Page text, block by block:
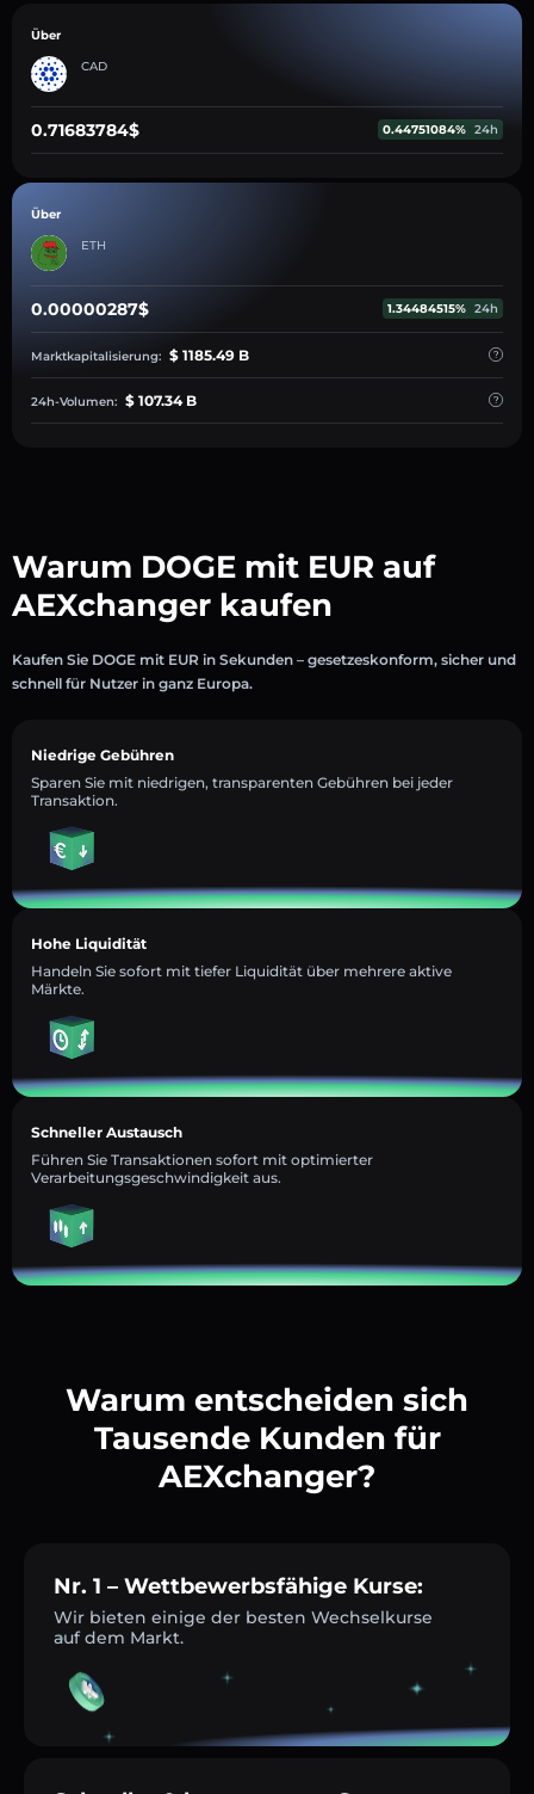
Über
CAD
0.71683784$ 0.44751084% 24h
Über
ETH
0.00000287$ 1.34484515% 24h
Marktkapitalisierung: $ 1185.49 B
24h-Volumen: $ 107.34 B
Warum DOGE mit EUR auf
AEXchanger kaufen
Kaufen Sie DOGE mit EUR in Sekunden – gesetzeskonform, sicher und
schnell für Nutzer in ganz Europa.
Niedrige Gebühren
Sparen Sie mit niedrigen, transparenten Gebühren bei jeder
Transaktion.
Hohe Liquidität
Handeln Sie sofort mit tiefer Liquidität über mehrere aktive
Märkte.
Schneller Austausch
Führen Sie Transaktionen sofort mit optimierter
Verarbeitungsgeschwindigkeit aus.
Warum entscheiden sich
Tausende Kunden für
AEXchanger?
Nr. 1 – Wettbewerbsfähige Kurse:
Wir bieten einige der besten Wechselkurse
auf dem Markt.